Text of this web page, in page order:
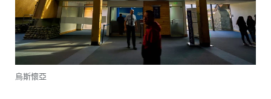
烏斯懷亞